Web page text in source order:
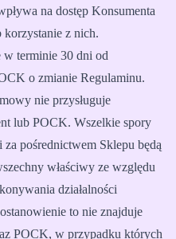
na dostęp Konsumenta
z nich.
w terminie 30 dni od
o zmianie Regulaminu.
nie przysługuje
lub POCK. Wszelkie spory
pośrednictwem Sklepu będą
właściwy ze względu
działalności
to nie znajduje
POCK, w przypadku których